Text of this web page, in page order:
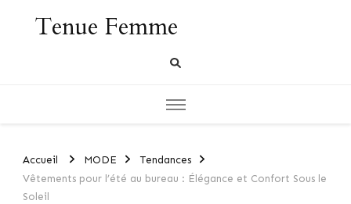
Tenue Femme
Accueil MODE
Tendances
Vêtements pour l’été au bureau : Élégance et Confort Sous le
Soleil